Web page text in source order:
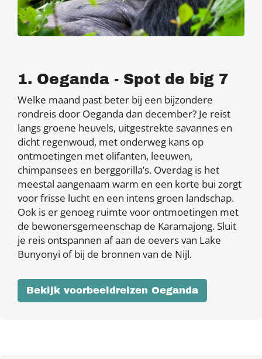
1. Oeganda - Spot de big 7
Welke maand past beter bij een bijzondere
rondreis door Oeganda dan december? Je reist
langs groene heuvels, uitgestrekte savannes en
dicht regenwoud, met onderweg kans op
ontmoetingen met olifanten, leeuwen,
chimpansees en berggorilla’s. Overdag is het
meestal aangenaam warm en een korte bui zorgt
voor frisse lucht en een intens groen landschap.
Ook is er genoeg ruimte voor ontmoetingen met
de bewonersgemeenschap de Karamajong. Sluit
je reis ontspannen af aan de oevers van Lake
Bunyonyi of bij de bronnen van de Nijl.
Bekijk voorbeeldreizen Oeganda